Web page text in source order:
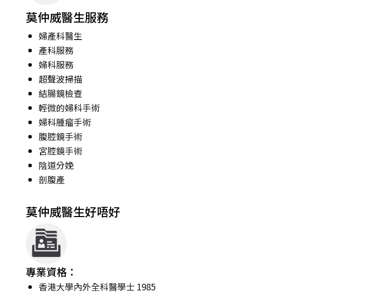
莫仲威醫生服務
婦產科醫生
產科服務
婦科服務
超聲波掃描
結腸鏡檢查
輕微的婦科手術
婦科腫瘤手術
腹腔鏡手術
宮腔鏡手術
陰道分娩
剖腹產
莫仲威醫生好唔好
專業資格：
香港大學內外全科醫學士 1985